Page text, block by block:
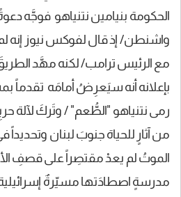
الحكومة بنيامين نتنياهو فوجَّه
واشنطن/ إذ قال لفوكس نيوز إنه لم
مع الرئيس ترامب/ لكنه مهَّد
بإعلانه أنه سيَعرِضُ أمامَه تقدماً
رمى نتنياهو "الطُّعم" / وتَركَ لآلة
من آثارٍ للحياة جنوبَ لبنان
الموتُ لم يعدْ مقتصِراً على قصفِ
مدرسةٍ اصطادَتها مسيّرةٌ